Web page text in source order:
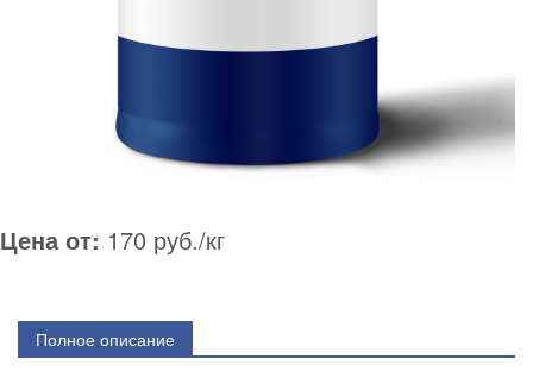
Цена от: 170 руб./кг
Полное описание